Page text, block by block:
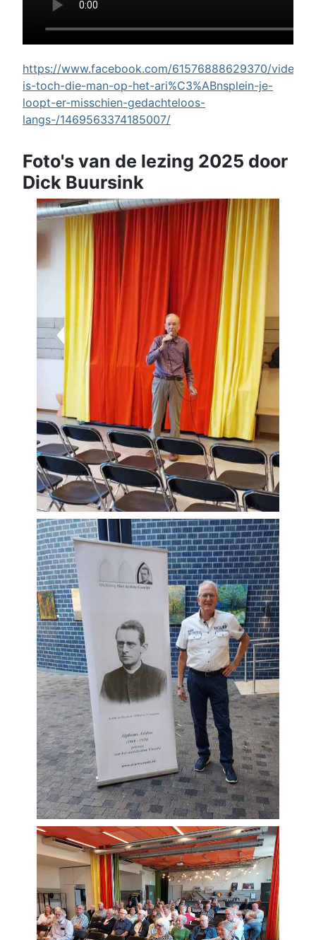
https://www.facebook.com/61576888629370/videos/
is-toch-die-man-op-het-ari%C3%ABnsplein-je-
loopt-er-misschien-gedachteloos-
langs-/1469563374185007/
Foto's van de lezing 2025 door
Dick Buursink